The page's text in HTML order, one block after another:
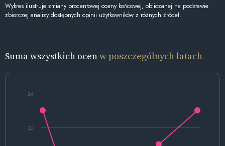
Wykres ilustruje zmiany procentowej oceny końcowej, obliczanej na podstawie
zbiorczej analizy dostępnych opinii użytkowników z różnych źródeł.
Suma wszystkich ocenw poszczególnych latach
12
14